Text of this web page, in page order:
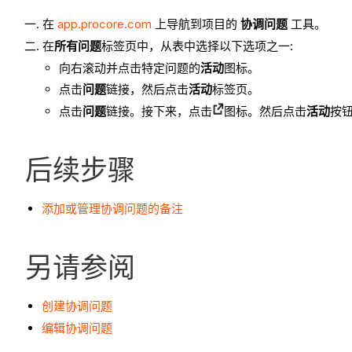
在 app.procore.com 上导航到项目的 协调问题 工具。
在所有问题标签页中，从表中选择以下选项之一:
向右滚动并点击特定问题的活动图标。
点击问题链接，然后点击活动标签页。
点击问题链接。接下来，点击 图标。然后点击活动按
后续步骤
添加或管理协调问题的备注
另请参阅
创建协调问题
编辑协调问题